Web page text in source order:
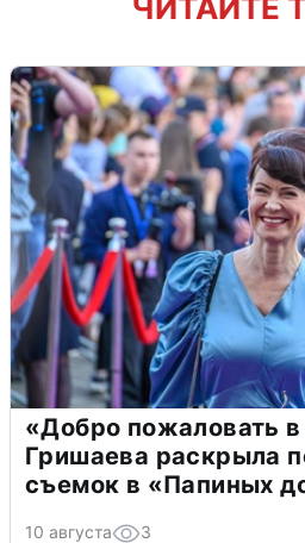
«Добро пожаловать
Гришаева раскрыла
съемок в «Папиных
10 августа 3